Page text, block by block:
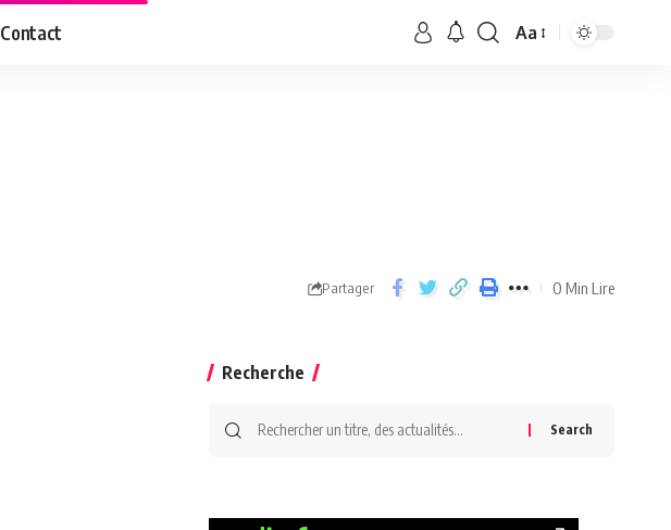
Contact Aa
Partager 0 Min Lire
Recherche